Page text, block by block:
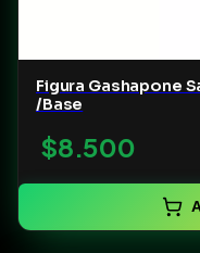
Figura Gashapone
/Base
$8.500